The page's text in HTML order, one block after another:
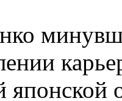
японской